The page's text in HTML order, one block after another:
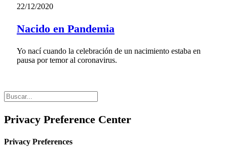
22/12/2020
Nacido en Pandemia
Yo nací cuando la celebración de un nacimiento estaba en
pausa por temor al coronavirus.
Privacy Preference Center
Privacy Preferences